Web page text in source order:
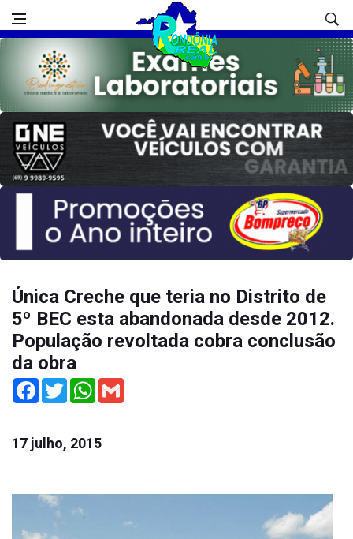
Única Creche que teria no Distrito de
5º BEC esta abandonada desde 2012.
População revoltada cobra conclusão
da obra
Facebook
TwitterWhatsApp
17 julho, 2015